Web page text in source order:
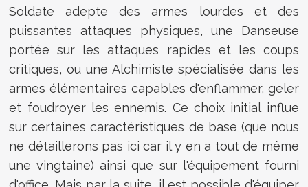
Soldate adepte des armes lourdes et des
puissantes attaques physiques, une Danseuse
portée sur les attaques rapides et les coups
critiques, ou une Alchimiste spécialisée dans les
armes élémentaires capables d'enflammer, geler
et foudroyer les ennemis. Ce choix initial influe
sur certaines caractéristiques de base (que nous
ne détaillerons pas ici car il y en a tout de même
une vingtaine) ainsi que sur l'équipement fourni